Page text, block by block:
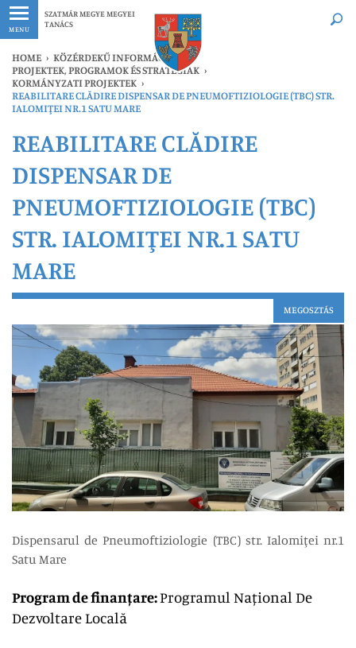
MENU
SZATMÁR MEGYE MEGYEI
TANÁCS
Legfrissebb Bármikor
HOME › KÖZÉRDEKŰ INFORMÁCIÓK ›
PROJEKTEK, PROGRAMOK ÉS STRATÉGIÁK ›
KORMÁNYZATI PROJEKTEK ›
REABILITARE CLĂDIRE DISPENSAR DE PNEUMOFTIZIOLOGIE (TBC) STR.
IALOMIŢEI NR.1 SATU MARE
REABILITARE CLĂDIRE
DISPENSAR DE
PNEUMOFTIZIOLOGIE (TBC)
STR. IALOMIŢEI NR.1 SATU
MARE
MEGOSZTÁS
Dispensarul de Pneumoftiziologie (TBC) str. Ialomiţei nr.1
Satu Mare
Program de finanțare:Programul Național De
Dezvoltare Locală